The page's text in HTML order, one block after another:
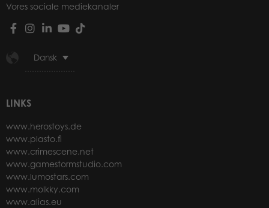
Vores sociale mediekanaler
Dansk
LINKS
www.herostoys.de
www.plasto.fi
www.crimescene.net
www.gamestormstudio.com
www.lumostars.com
www.molkky.com
www.alias.eu